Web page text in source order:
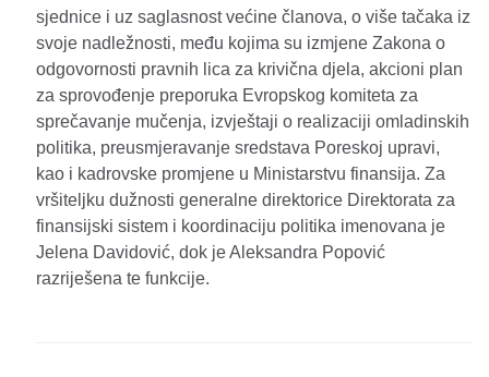
sjednice i uz saglasnost većine članova, o više tačaka iz
svoje nadležnosti, među kojima su izmjene Zakona o
odgovornosti pravnih lica za krivična djela, akcioni plan
za sprovođenje preporuka Evropskog komiteta za
sprečavanje mučenja, izvještaji o realizaciji omladinskih
politika, preusmjeravanje sredstava Poreskoj upravi,
kao i kadrovske promjene u Ministarstvu finansija. Za
vršiteljku dužnosti generalne direktorice Direktorata za
finansijski sistem i koordinaciju politika imenovana je
Jelena Davidović, dok je Aleksandra Popović
razriješena te funkcije.